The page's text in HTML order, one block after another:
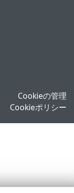
Cookieの管理
Cookieポリシー